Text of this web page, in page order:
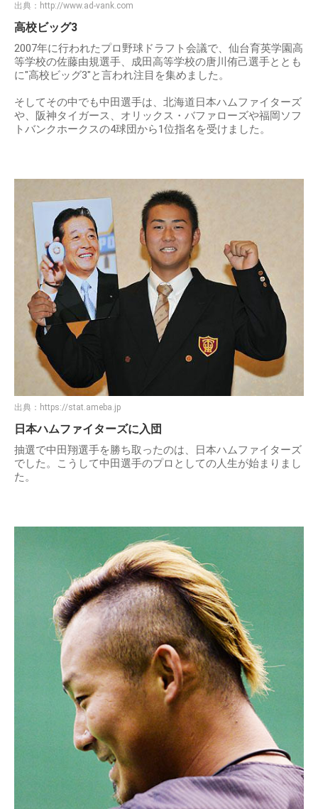
出典： http://www.ad-vank.com
高校ビッグ3
2007年に行われたプロ野球ドラフト会議で、仙台育英学園高
等学校の佐藤由規選手、成田高等学校の唐川侑己選手ととも
に"高校ビッグ3"と言われ注目を集めました。
そしてその中でも中田選手は、北海道日本ハムファイターズ
や、阪神タイガース、オリックス・バファローズや福岡ソフ
トバンクホークスの4球団から1位指名を受けました。
出典： https://stat.ameba.jp
日本ハムファイターズに入団
抽選で中田翔選手を勝ち取ったのは、日本ハムファイターズ
でした。こうして中田選手のプロとしての人生が始まりまし
た。